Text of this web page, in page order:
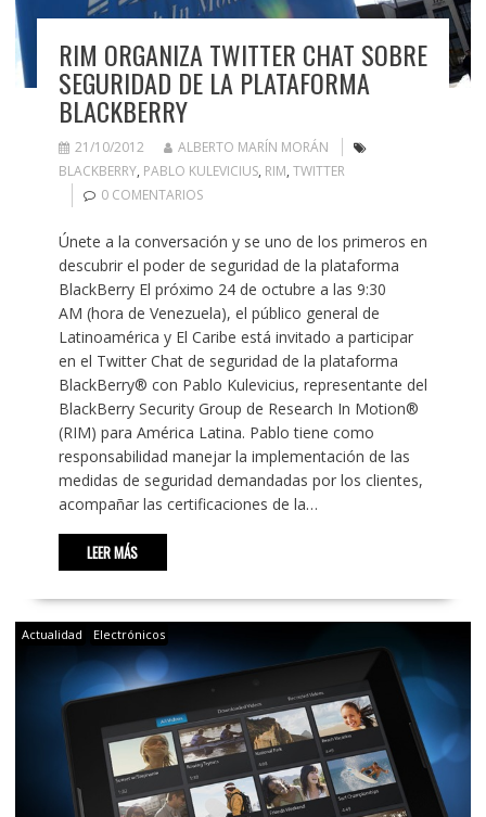
RIM ORGANIZA TWITTER CHAT SOBRE
SEGURIDAD DE LA PLATAFORMA
BLACKBERRY
21/10/2012
ALBERTO MARÍN MORÁN
BLACKBERRY, PABLO KULEVICIUS, RIM, TWITTER
0 COMENTARIOS
Únete a la conversación y se uno de los primeros en
descubrir el poder de seguridad de la plataforma
BlackBerry El próximo 24 de octubre a las 9:30
AM (hora de Venezuela), el público general de
Latinoamérica y El Caribe está invitado a participar
en el Twitter Chat de seguridad de la plataforma
BlackBerry® con Pablo Kulevicius, representante del
BlackBerry Security Group de Research In Motion®
(RIM) para América Latina. Pablo tiene como
responsabilidad manejar la implementación de las
medidas de seguridad demandadas por los clientes,
acompañar las certificaciones de la…
LEER MÁS
Actualidad Electrónicos